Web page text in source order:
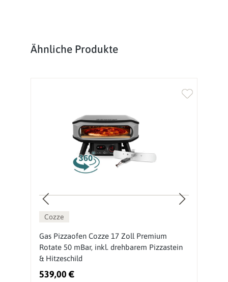
Produktgalerie überspringen
Ähnliche Produkte
Cozze
Gas Pizzaofen Cozze 17 Zoll Premium
Rotate 50 mBar, inkl. drehbarem Pizzastein
& Hitzeschild
539,00 €